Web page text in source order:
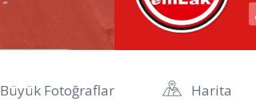
Büyük Fotoğraflar Harita